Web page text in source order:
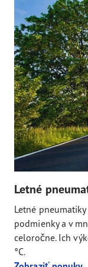
Letné
Letné
podmienky a v
celoročne. Ich
°C.